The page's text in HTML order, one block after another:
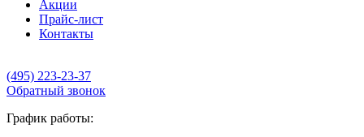
Акции
Прайс-лист
Контакты
(495) 223-23-37
Обратный звонок
График работы: